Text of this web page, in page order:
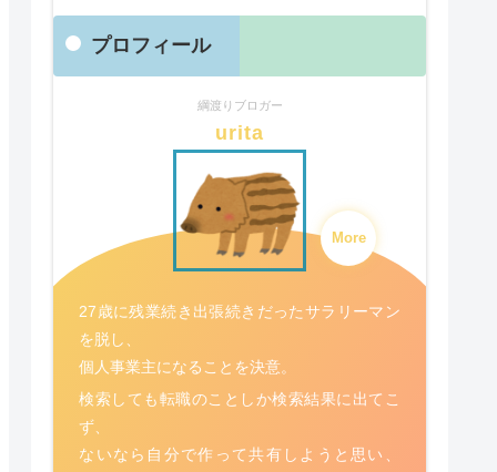
プロフィール
綱渡りブロガー
urita
27歳に残業続き出張続きだったサラリーマン
を脱し、
個人事業主になることを決意。
検索しても転職のことしか検索結果に出てこ
ず、
ないなら自分で作って共有しようと思い、
More